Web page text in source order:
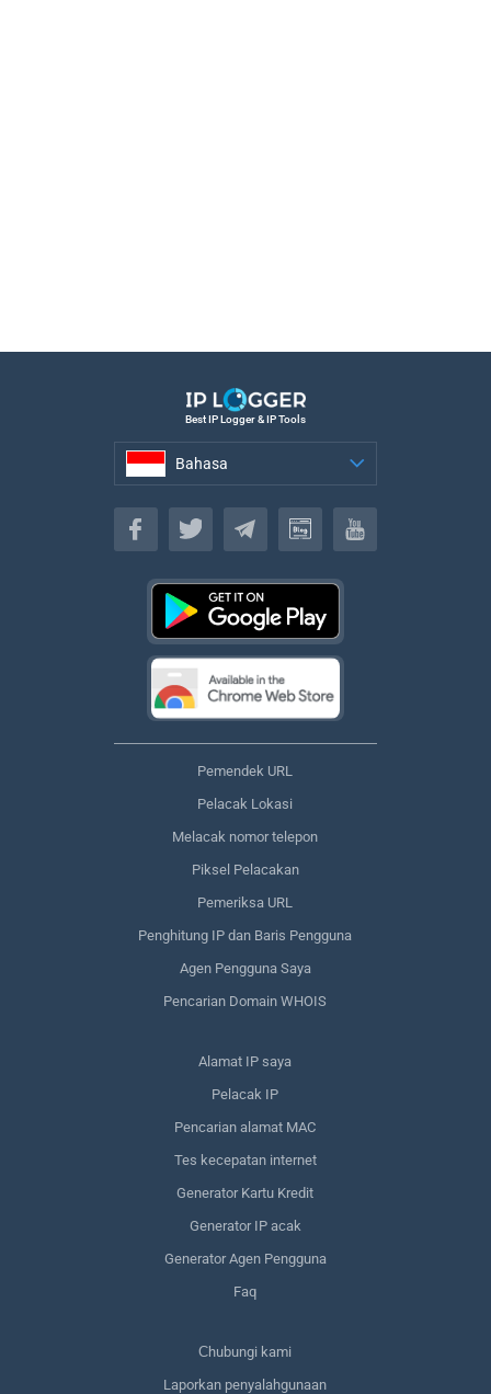
Best IP Logger & IP Tools
Bahasa
Bahasa
Pemendek URL
Pelacak Lokasi
Melacak nomor telepon
Piksel Pelacakan
Pemeriksa URL
Penghitung IP dan Baris Pengguna
Agen Pengguna Saya
Pencarian Domain WHOIS
Alamat IP saya
Pelacak IP
Pencarian alamat MAC
Tes kecepatan internet
Generator Kartu Kredit
Generator IP acak
Generator Agen Pengguna
Faq
Сhubungi kami
Laporkan penyalahgunaan